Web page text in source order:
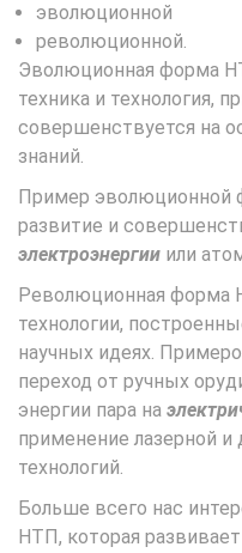
эволюционной
революционной.
Эволюционная форма
техника и технология,
совершенствуется на
знаний.
Пример эволюционной
развитие и
электроэнергии или
Революционная форма
технологии,
научных идеях.
переход от ручных
энергии пара на
применение лазерной
технологий.
Больше всего нас
НТП, которая